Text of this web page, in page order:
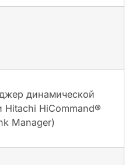
динамической
Hitachi HiCommand®
Manager)